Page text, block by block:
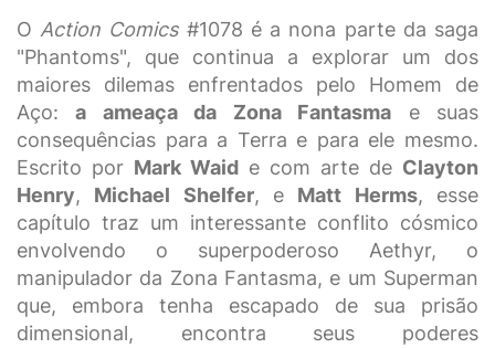
O Action Comics#1078 é a nona parte da saga
"Phantoms", que continua a explorar um dos
maiores dilemas enfrentados pelo Homem de
Aço:a ameaça da Zona Fantasma e suas
consequências para a Terra e para ele mesmo.
Escrito por Mark Waid e com arte de Clayton
Henry, Michael Shelfer, e Matt Herms, esse
capítulo traz um interessante conflito cósmico
envolvendo o superpoderoso Aethyr, o
manipulador da Zona Fantasma, e um Superman
que, embora tenha escapado de sua prisão
dimensional, encontra seus poderes